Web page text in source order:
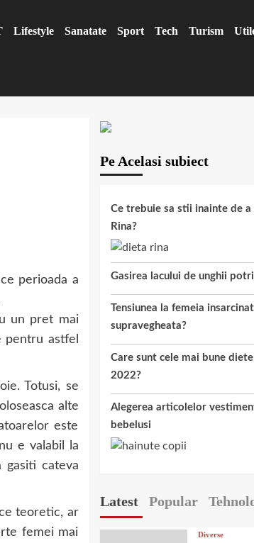
Lifestyle Sanatate Sport Tech Turism
perioada a
un pret mai
pentru astfel
Totusi, se
alte
este
e valabil la
gasiti cateva
teoretic, ar
femei mai
Pe Acelasi subiect
Ce trebuie sa stii inainte de a
Rina?
Gasirea lacului de unghii
Tensiunea la femeia
supravegheata?
Care sunt cele mai bune
2022?
Alegerea articolelor
bebelusi
Latest Popular
Diverse